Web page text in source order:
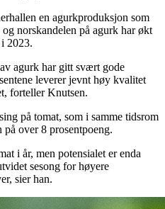
en agurkproduksjon som
norskandelen på agurk har økt
2023.
agurk har gitt svært gode
leverer jevnt høy kvalitet
forteller Knutsen.
på tomat, som i samme tidsrom
over 8 prosentpoeng.
i år, men potensialet er enda
sesong for høyere
sier han.